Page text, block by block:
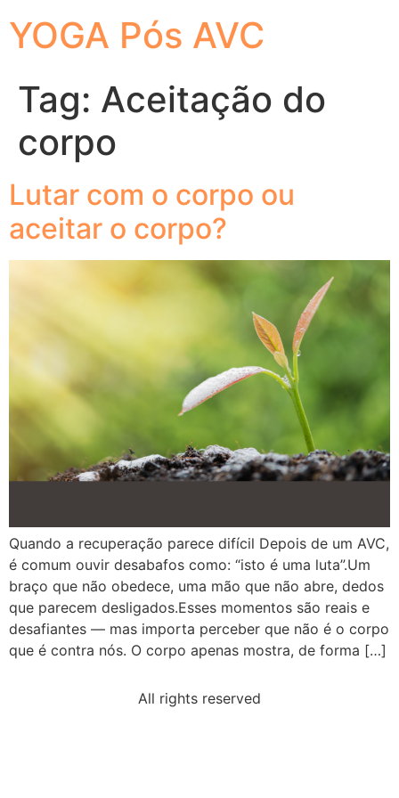
YOGA Pós AVC
Tag: Aceitação do
corpo
Lutar com o corpo ou
aceitar o corpo?
Quando a recuperação parece difícil Depois de um AVC,
é comum ouvir desabafos como: “isto é uma luta”.Um
braço que não obedece, uma mão que não abre, dedos
que parecem desligados.Esses momentos são reais e
desafiantes — mas importa perceber que não é o corpo
que é contra nós. O corpo apenas mostra, de forma […]
All rights reserved